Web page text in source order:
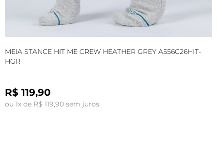
MEIA STANCE HIT ME CREW HEATHER GREY A556C26HIT-
HGR
R$ 119,90
ou 1x de R$ 119,90 sem juros